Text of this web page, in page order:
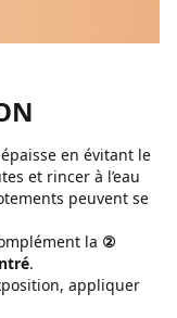
en évitant le
et rincer à l’eau
peuvent se
la ②
.
appliquer